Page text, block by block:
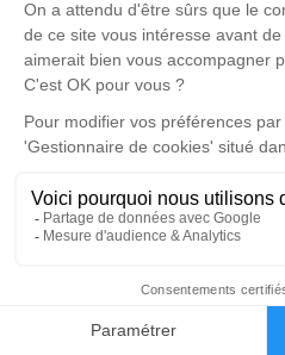
Faire-part
FRANCHAISSE.
Un service de plantation
disponible ici.
Cérémonie civile
Mairie de Boussac
Place de l'Hôtel-de-Ville